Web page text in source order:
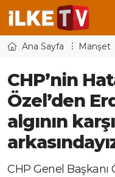
Ana Sayfa Manşet
CHP’nin
Özel’den
algının
CHP Genel